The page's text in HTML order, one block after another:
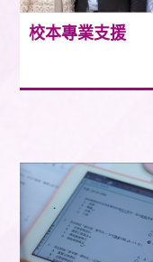
校本專業支援